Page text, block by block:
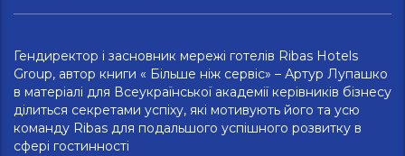
Гендиректор і засновник мережі готелів Ribas Hotels
Group, автор книги « Більше ніж сервіс» – Артур Лупашко
в матеріалі для Всеукраїнської академії керівників бізнесу
ділиться секретами успіху, які мотивують його та усю
команду Ribas для подальшого успішного розвитку в
сфері гостинності